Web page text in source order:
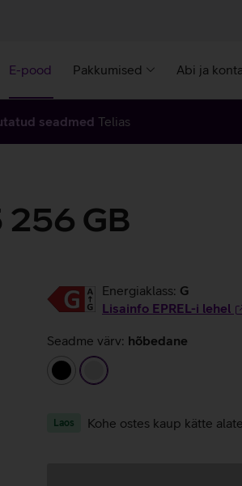
E-pood Pakkumised Abi ja
seadmed Telias
256 GB
Energiaklass: G
Lisainfo EPREL-i lehel
Seadme värv: hõbedane
must
hõbedane
Laos Kohe ostes kaup kätte